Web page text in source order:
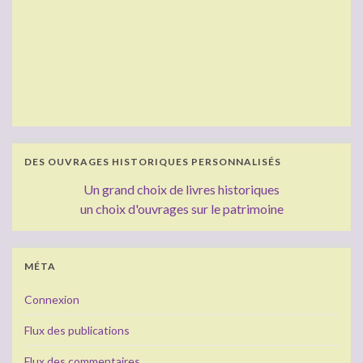
DES OUVRAGES HISTORIQUES PERSONNALISÉS
Un grand choix de livres historiques
un choix d'ouvrages sur le patrimoine
MÉTA
Connexion
Flux des publications